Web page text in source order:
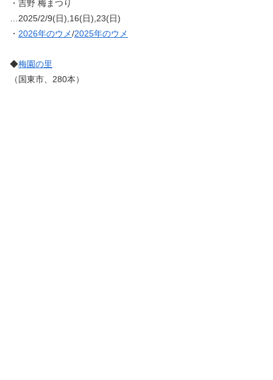
・吉野 梅まつり
…2025/2/9(日),16(日),23(日)
・ 2026年のウメ/2025年のウメ
◆梅園の里
（国東市、280本）